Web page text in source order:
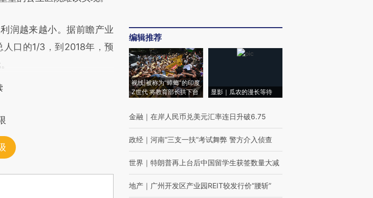
润越来越小。据前瞻产业
口的1/3，到2018年，预
编辑推荐
视线|被称为“蟑螂”的印度
Z世代 将教育部长拱下台
显影｜瓜农的漫长等待
金融 ｜ 在岸人民币兑美元汇率连日升破6.75
政经 ｜ 河南“三支一扶”考试舞弊 警方介入侦查
世界 ｜ 特朗普再上台后中国留学生获签数量大减
地产 ｜ 广州开发区产业园REIT较发行价“腰斩”